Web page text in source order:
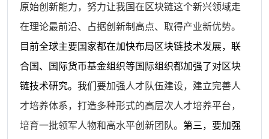
原始创新能力，努力让我国在区块链这个新兴领域走
在理论最前沿、占据创新制高点、取得产业新优势。
目前全球主要国家都在加快布局区块链技术发展，联
合国、国际货币基金组织等国际组织都加强了对区块
链技术研究。 我们 要加强人才队伍建设，建立完善人
才培养体系，打造多种形式的高层次人才培养平台，
培育一批领军人物和高水平创新团队。 第三，要加强